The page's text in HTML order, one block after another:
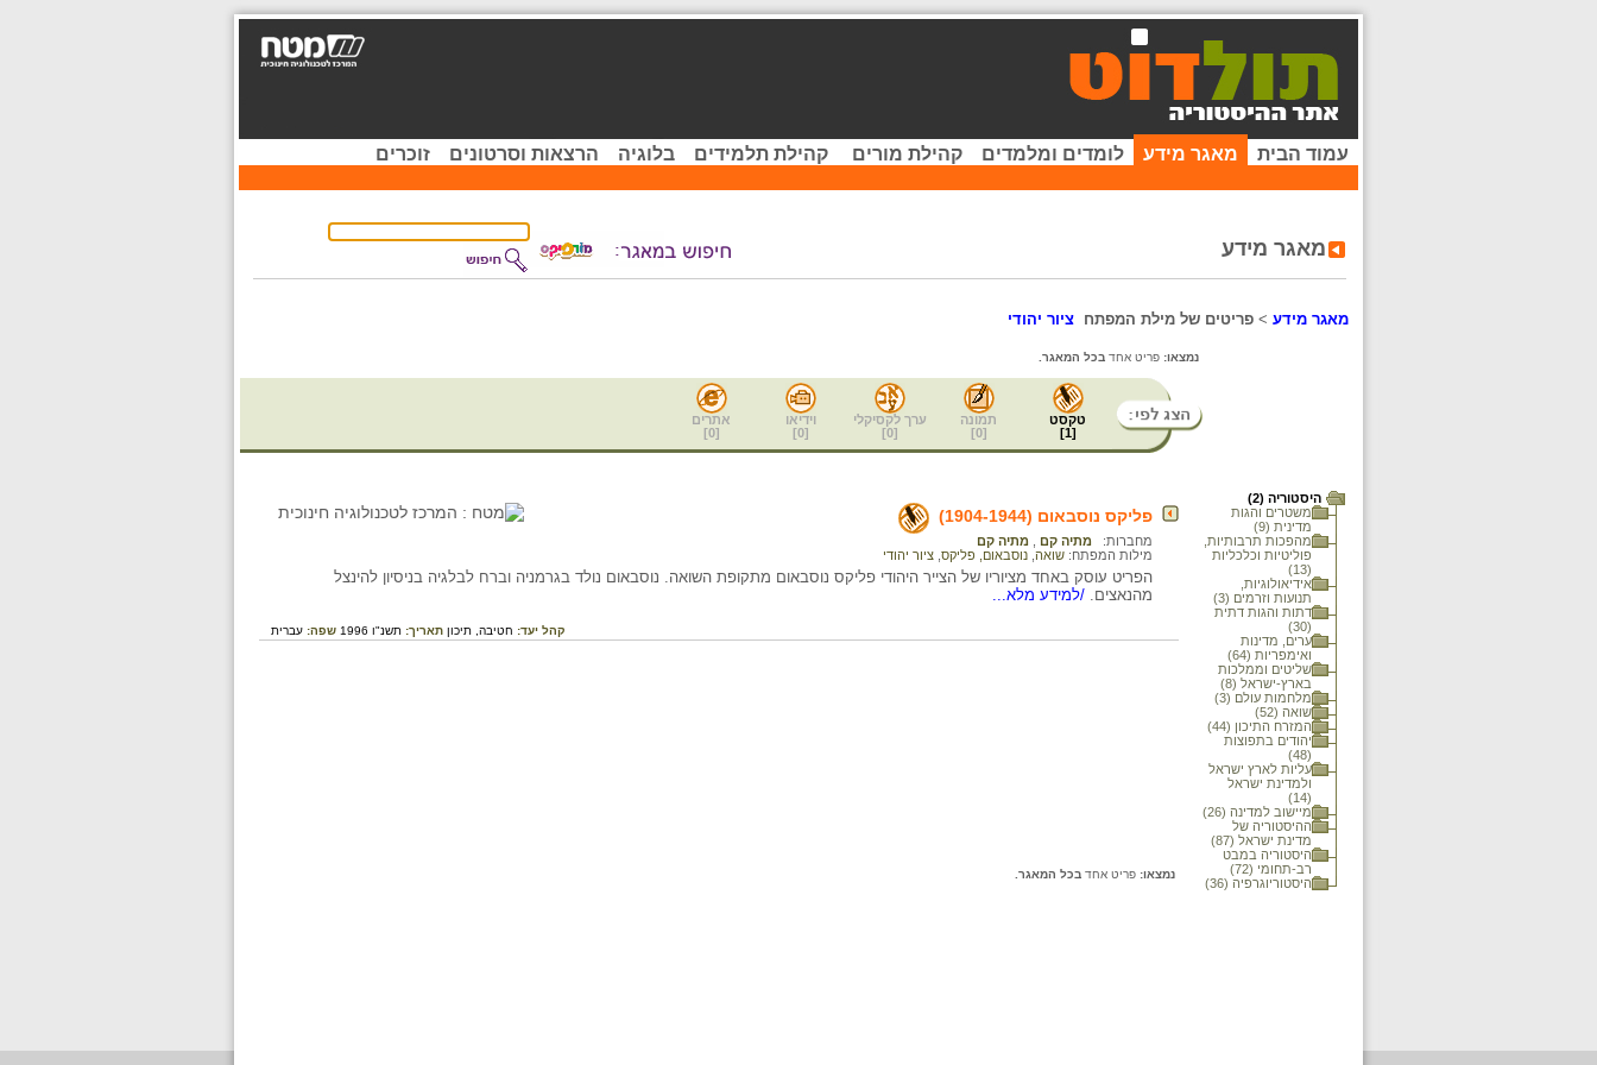
עמוד הבית מאגר מידע לומדים ומלמדים קהילת מורים קהילת תלמידים בלוגיה הרצאות וסרטונים זוכרים
מאגר מידע
מאגר מידע > פריטים של מילת המפתח ציור יהודי
נמצאו: פריט אחד בכל המאגר.
טקסט
[
1
]
תמונה
[
0
]
ערך לקסיקלי
[
0
]
וידיאו
[
0
]
אתרים
[
0
]
היסטוריה (2)
משטרים והגות
מדינית (9)
מהפכות תרבותיות,
פוליטיות וכלכליות
(13)
אידיאולוגיות,
תנועות וזרמים (3)
דתות והגות דתית
(30)
ערים, מדינות
ואימפריות (64)
שליטים וממלכות
בארץ-ישראל (8)
מלחמות עולם (3)
שואה (52)
המזרח התיכון (44)
יהודים בתפוצות
(48)
עליות לארץ ישראל
ולמדינת ישראל
(14)
מיישוב למדינה (26)
ההיסטוריה של
מדינת ישראל (87)
היסטוריה במבט
רב-תחומי (72)
היסטוריוגרפיה (36)
פליקס נוסבאום (1904-1944)
מחברות: מתיה קם
מתיה קם
מילות המפתח: שואה נוסבאום, פליקס ציור יהודי
הפריט עוסק באחד מציוריו של הצייר היהודי פליקס נוסבאום מתקופת השואה. נוסבאום נולד בגרמניה וברח לבלגיה בניסיון להינצל
מהנאצים. /למידע מלא...
קהל יעד: חטיבה, תיכון תאריך: תשנ"ו 1996 שפה: עברית
נמצאו: פריט אחד בכל המאגר.